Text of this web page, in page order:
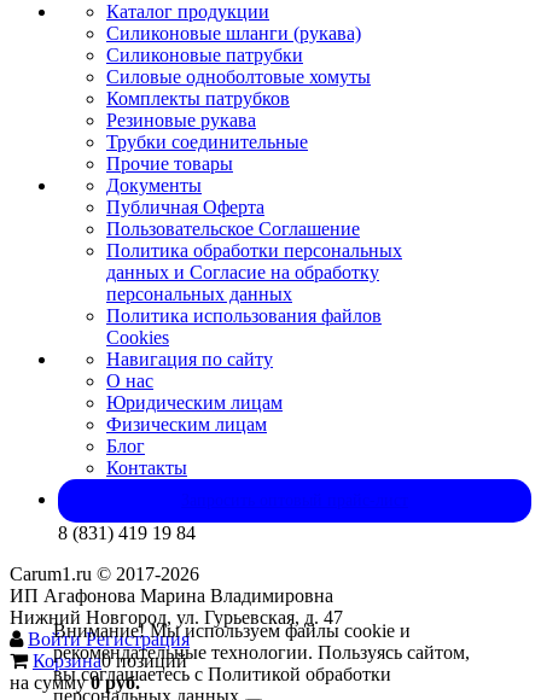
Каталог продукции
Силиконовые шланги (рукава)
Силиконовые патрубки
Силовые одноболтовые хомуты
Комплекты патрубков
Резиновые рукава
Трубки соединительные
Прочие товары
Документы
Публичная Оферта
Пользовательское Соглашение
Политика обработки персональных
данных и Согласие на обработку
персональных данных
Политика использования файлов
Cookies
Навигация по сайту
О нас
Юридическим лицам
Физическим лицам
Блог
Контакты
8 (831) 419 19 84
Carum1.ru © 2017-2026
ИП Агафонова Марина Владимировна
Нижний Новгород, ул. Гурьевская, д. 47
ВойтиРегистрация
Корзина0 позиций
на сумму0 руб.
Внимание! Мы используем файлы cookie и
рекомендательные технологии. Пользуясь сайтом,
вы соглашаетесь с Политикой обработки
персональных данных.